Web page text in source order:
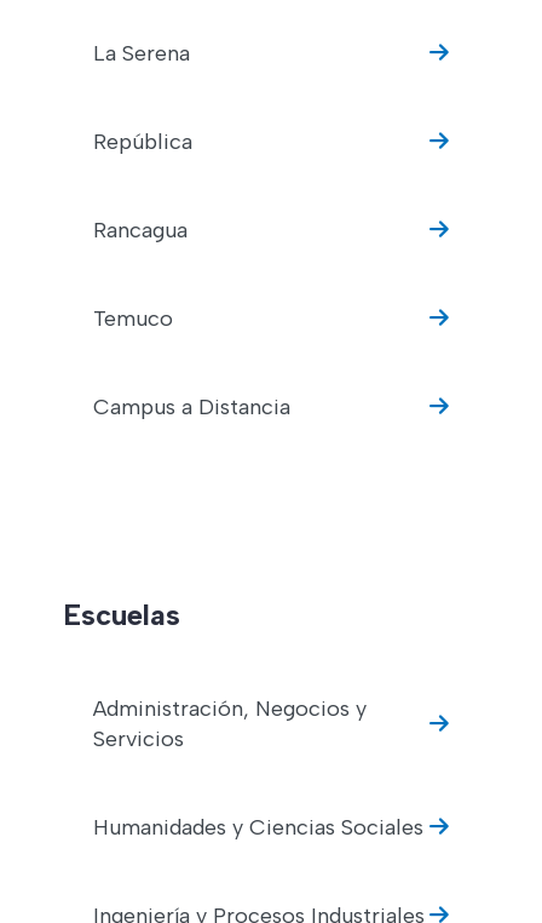
La Serena
República
Rancagua
Temuco
Campus a Distancia
Escuelas
Administración, Negocios y
Servicios
Humanidades y Ciencias Sociales
Ingeniería y Procesos Industriales